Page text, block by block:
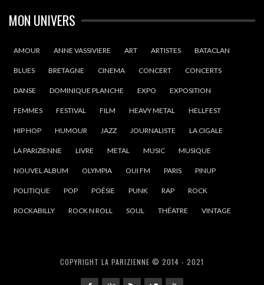
MON UNIVERS
AMOUR ANNE VASSIVIERE ART ARTISTES BATACLAN
BLUES BRETAGNE CINEMA CONCERT CONCERTS
DANSE DOMINIQUE PLANCHE EXPO EXPOSITION
FEMMES FESTIVAL FILM HEAVY METAL HELLFEST
HIP HOP HUMOUR JAZZ JOURNALISTE LA CIGALE
LA PARIZIENNE LIVRE METAL MUSIC MUSIQUE
NOUVEL ALBUM OLYMPIA OUI FM PARIS PINUP
POLITIQUE POP POÉSIE PUNK RAP ROCK
ROCKABILLY ROCK N ROLL SOUL THÉATRE VINTAGE
COPYRIGHT LA PARIZIENNE © 2014 - 2021